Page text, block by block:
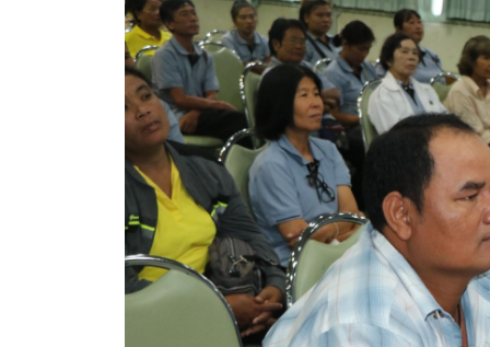
ข้อระเบียบและกฎหมาย
มาตรฐานการปฏิบัติงาน
แผนพัฒนาท้องถิ่น ของอบจ.สุพรรณบุรี
ข้อบัญญัติงบประมาณรายจ่ายประจำปี ของ อบจ.สุ
ข้อบัญญัติอื่นๆ ของ อบจ.สุพรรณบุรี
รายงานการประชุมสภา อบจ.สุพรรณบุรี